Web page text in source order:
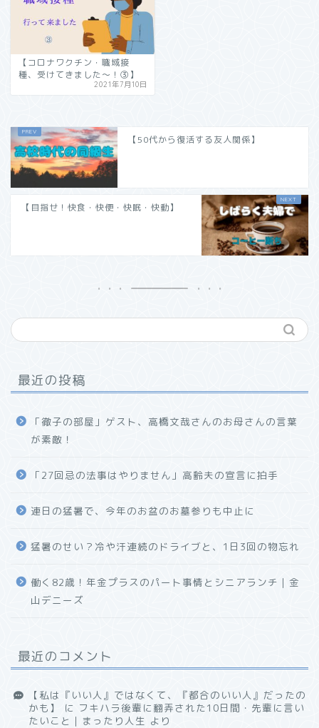
【コロナワクチン・職域接
種、受けてきました〜！③】
2021年7月10日
【50代から復活する友人関係】
【目指せ！快食・快便・快眠・快動】
最近の投稿
「徹子の部屋」ゲスト、高橋文哉さんのお母さんの言葉
が素敵！
「27回忌の法事はやりません」高齢夫の宣言に拍手
連日の猛暑で、今年のお盆のお墓参りも中止に
猛暑のせい？冷や汗連続のドライブと、1日3回の物忘れ
働く82歳！年金プラスのパート事情とシニアランチ｜金
山デニーズ
最近のコメント
【私は『いい人』ではなくて、『都合のいい人』だったの
かも】
に フキハラ後輩に翻弄された10日間・先輩に言い
たいこと｜まったり人生 より